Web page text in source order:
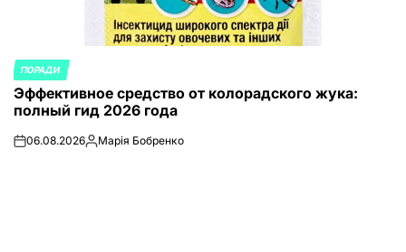
ОПУБЛИКОВАНО
В
ПОРАДИ
Эффективное средство от колорадского жука:
полный гид 2026 года
on06.08.2026Запись
Марія Бобренко